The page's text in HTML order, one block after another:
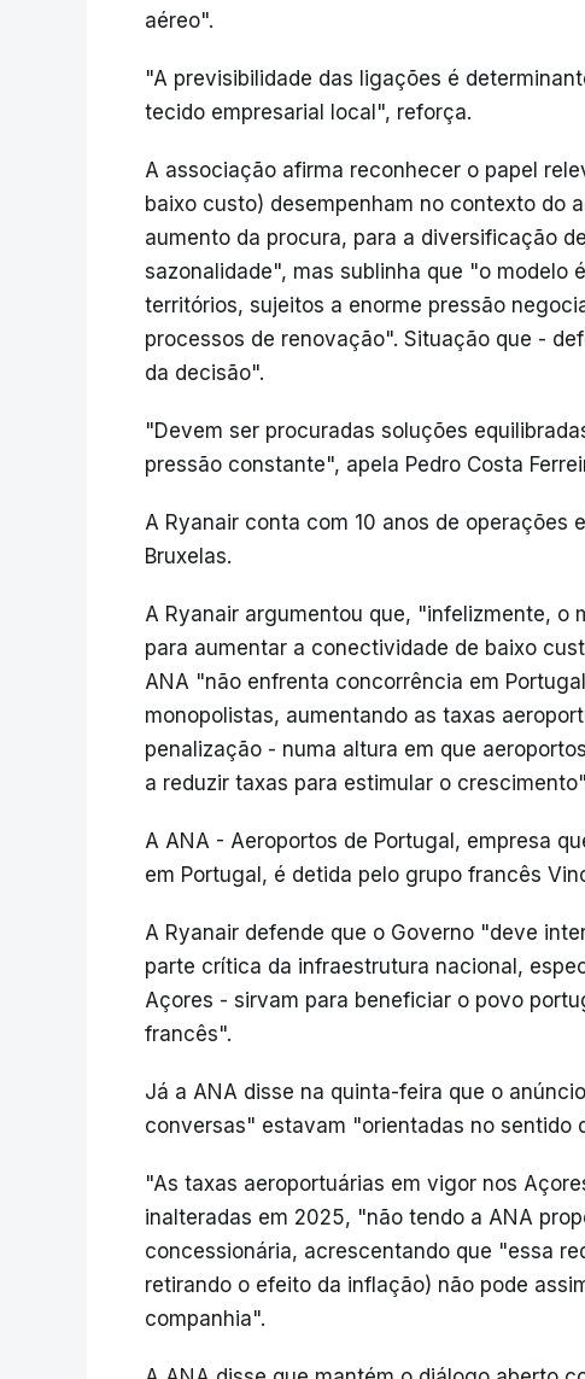
aéreo".
"A previsibilidade das ligações é
tecido empresarial local", reforça.
A associação afirma reconhecer o papel
baixo custo) desempenham no contexto do
aumento da procura, para a diversificação
sazonalidade", mas sublinha que "o modelo
territórios, sujeitos a enorme pressão
processos de renovação". Situação que -
da decisão".
"Devem ser procuradas soluções
pressão constante", apela Pedro Costa
A Ryanair conta com 10 anos de operações
Bruxelas.
A Ryanair argumentou que, "infelizmente, o
para aumentar a conectividade de baixo
ANA "não enfrenta concorrência em
monopolistas, aumentando as taxas
penalização - numa altura em que
a reduzir taxas para estimular o
A ANA - Aeroportos de Portugal, empresa
em Portugal, é detida pelo grupo francês
A Ryanair defende que o Governo "deve
parte crítica da infraestrutura nacional,
Açores - sirvam para beneficiar o povo
francês".
Já a ANA disse na quinta-feira que o
conversas" estavam "orientadas no sentido
"As taxas aeroportuárias em vigor nos
inalteradas em 2025, "não tendo a ANA
concessionária, acrescentando que "essa
retirando o efeito da inflação) não pode
companhia".